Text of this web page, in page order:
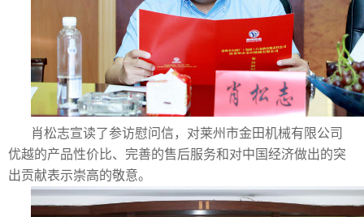
肖松志宣读了参访慰问信，对莱州市金田机械有限公司
优越的产品性价比、完善的售后服务和对中国经济做出的突
出贡献表示崇高的敬意。